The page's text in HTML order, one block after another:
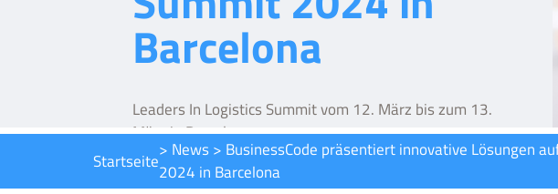
Barcelona
Leaders In Logistics Summit vom 12. März bis zum 13.
März in Barcelona
Startseite> News> BusinessCode präsentiert innovative Lösungen
2024 in Barcelona